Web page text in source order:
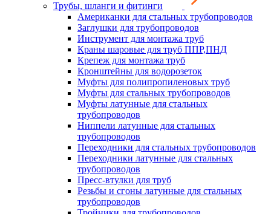
Трубы, шланги и фитинги
Американки для стальных трубопроводов
Заглушки для трубопроводов
Инструмент для монтажа труб
Краны шаровые для труб ППР,ПНД
Крепеж для монтажа труб
Кронштейны для водорозеток
Муфты для полипропиленовых труб
Муфты для стальных трубопроводов
Муфты латунные для стальных
трубопроводов
Ниппели латунные для стальных
трубопроводов
Переходники для стальных трубопроводов
Переходники латунные для стальных
трубопроводов
Пресс-втулки для труб
Резьбы и сгоны латунные для стальных
трубопроводов